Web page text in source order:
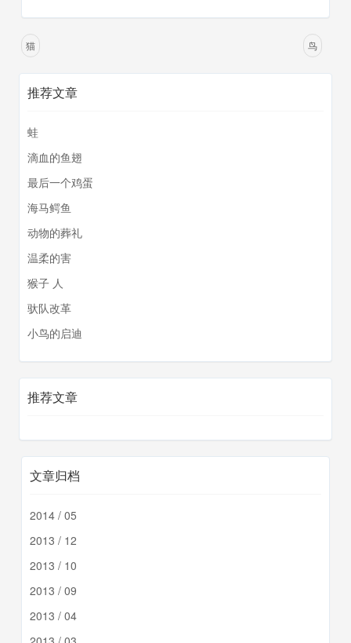
猫 鸟
推荐文章
蛙
滴血的鱼翅
最后一个鸡蛋
海马鳄鱼
动物的葬礼
温柔的害
猴子 人
驮队改革
小鸟的启迪
推荐文章
文章归档
2014 / 05
2013 / 12
2013 / 10
2013 / 09
2013 / 04